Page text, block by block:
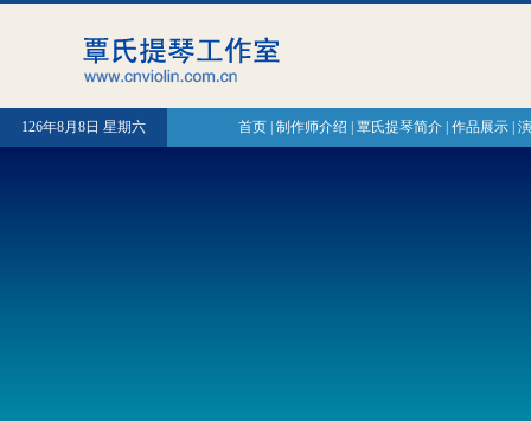
126年8月8日 星期六 首页| 制作师介绍 覃氏提琴简介| 作品展示|